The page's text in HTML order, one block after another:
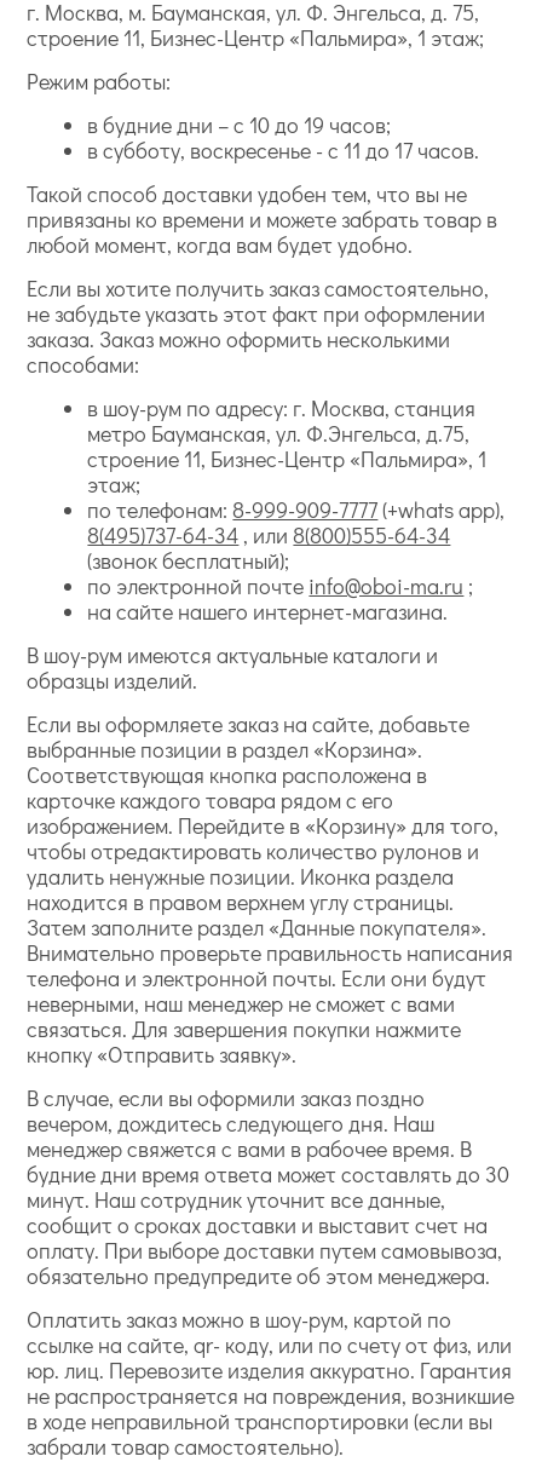
г. Москва, м. Бауманская, ул. Ф. Энгельса, д. 75,
строение 11, Бизнес-Центр «Пальмира», 1 этаж;
Режим работы:
в будние дни – с 10 до 19 часов;
в субботу, воскресенье - с 11 до 17 часов.
Такой способ доставки удобен тем, что вы не
привязаны ко времени и можете забрать товар в
любой момент, когда вам будет удобно.
Если вы хотите получить заказ самостоятельно,
не забудьте указать этот факт при оформлении
заказа. Заказ можно оформить несколькими
способами:
в шоу-рум по адресу: г. Москва, станция
метро Бауманская, ул. Ф.Энгельса, д.75,
строение 11, Бизнес-Центр «Пальмира», 1
этаж;
по телефонам: 8-999-909-7777(+whats app),
8(495)737-64-34 , или 8(800)555-64-34
(звонок бесплатный);
по электронной почте info@oboi-ma.ru ;
на сайте нашего интернет-магазина.
В шоу-рум имеются актуальные каталоги и
образцы изделий.
Если вы оформляете заказ на сайте, добавьте
выбранные позиции в раздел «Корзина».
Соответствующая кнопка расположена в
карточке каждого товара рядом с его
изображением. Перейдите в «Корзину» для того,
чтобы отредактировать количество рулонов и
удалить ненужные позиции. Иконка раздела
находится в правом верхнем углу страницы.
Затем заполните раздел «Данные покупателя».
Внимательно проверьте правильность написания
телефона и электронной почты. Если они будут
неверными, наш менеджер не сможет с вами
связаться. Для завершения покупки нажмите
кнопку «Отправить заявку».
В случае, если вы оформили заказ поздно
вечером, дождитесь следующего дня. Наш
менеджер свяжется с вами в рабочее время. В
будние дни время ответа может составлять до 30
минут. Наш сотрудник уточнит все данные,
сообщит о сроках доставки и выставит счет на
оплату. При выборе доставки путем самовывоза,
обязательно предупредите об этом менеджера.
Оплатить заказ можно в шоу-рум, картой по
ссылке на сайте, qr- коду, или по счету от физ, или
юр. лиц. Перевозите изделия аккуратно. Гарантия
не распространяется на повреждения, возникшие
в ходе неправильной транспортировки (если вы
забрали товар самостоятельно).